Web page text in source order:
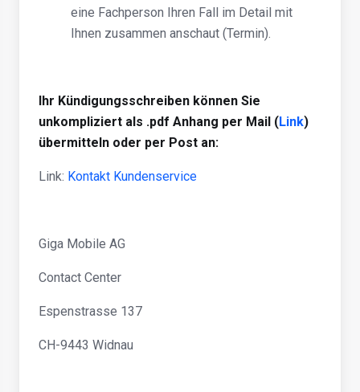
eine Fachperson Ihren Fall im Detail mit
Ihnen zusammen anschaut (Termin).
Ihr Kündigungsschreiben können Sie
unkompliziert als .pdf Anhang per Mail (Link)
übermitteln oder per Post an:
Link: Kontakt Kundenservice
Giga Mobile AG
Contact Center
Espenstrasse 137
CH-9443 Widnau